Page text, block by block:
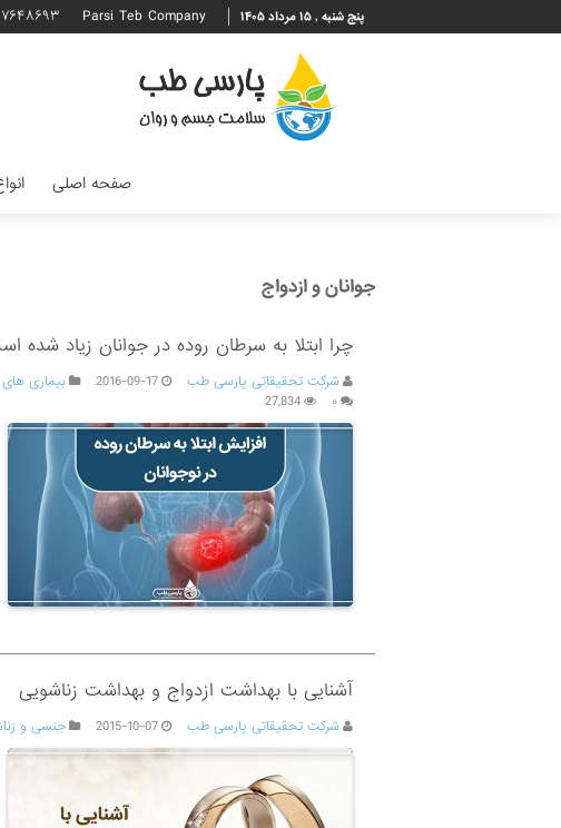
پنج شنبه , ۱۵ مرداد ۱۴۰۵ Parsi Teb Company ۰۵۱-
صفحه اصلی
جوانان و ازدواج
چرا ابتلا به سرطان روده در جوانان زیاد شده
شرکت تحقیقاتی پارسی طب 2016-09-17 بیماری های
۰
27,834
آشنایی با بهداشت ازدواج و بهداشت زناشویی
شرکت تحقیقاتی پارسی طب 2015-10-07 جنسی و